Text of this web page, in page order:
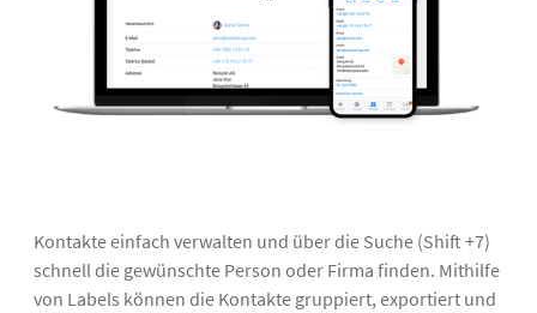
Kontakte einfach verwalten und über die Suche (Shift +7)
schnell die gewünschte Person oder Firma finden. Mithilfe
von Labels können die Kontakte gruppiert, exportiert und